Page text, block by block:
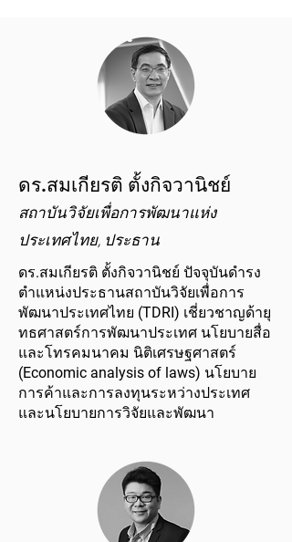
ดร.สมเกียรติ ตั้งกิจวานิชย์
สถาบันวิจัยเพื่อการพัฒนาแห่ง
ประเทศไทย, ประธาน
ดร.สมเกียรติ ตั้งกิจวานิชย์ ปัจจุบันดำรง
ตำแหน่งประธานสถาบันวิจัยเพื่อการ
พัฒนาประเทศไทย (TDRI) เชี่ยวชาญด้ายุ
ทธศาสตร์การพัฒนาประเทศ นโยบายสื่อ
และโทรคมนาคม นิติเศรษฐศาสตร์
(Economic analysis of laws) นโยบาย
การค้าและการลงทุนระหว่างประเทศ
และนโยบายการวิจัยและพัฒนา